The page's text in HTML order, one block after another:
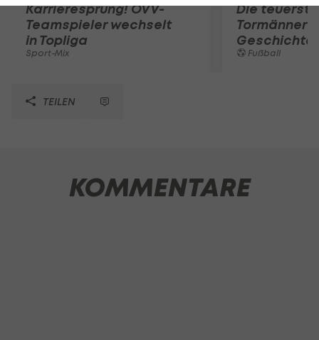
Karrieresprung! ÖVV-
Teamspieler wechselt
in Topliga
Sport-Mix
Die
Tormänner
Geschichte
Fußball
TEILEN
KOMMENTARE